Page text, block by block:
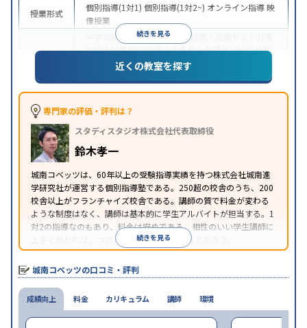
続きを見る
授業形式
個別指導(1対1) 個別指導(1対2~) オンライン指導映
像授業
中学受験 高校受験大学受験
授業・定期テスト対策
内申点対策学習習慣の定着総合型選抜(旧AO)対策
推薦入試対策 学校別特化対策
特徴
中高一貫校生に対応
可能 不登校生に対応
講可能季節講習のみの受講可
※2023年3月調査。小学校高学年の個別指導塾アンケート調査方法
近くの教室を探す
専門家の評価・評判は？
スタディスタジオ株式会社代表取締役
鈴木孝一
城南コベッツは、60年以上の受験指導実績を持つ株式会社城南進
学研究社が運営する個別指導塾である。250超の校舎のうち、200
校舎以上がフランチャイズ校舎である。講師の質で料金が変わる
ような制度はなく、講師は基本的に学生アルバイトが担当する。1
対2の指導なのもあり、料金は安めである。相性のいい学生講師に
上手く当たれば、コスパよく成績を上げられるだろう。
続きを見る
城南コベッツの口コミ・評判
成績向上 料金 カリキュラム 講師 環境